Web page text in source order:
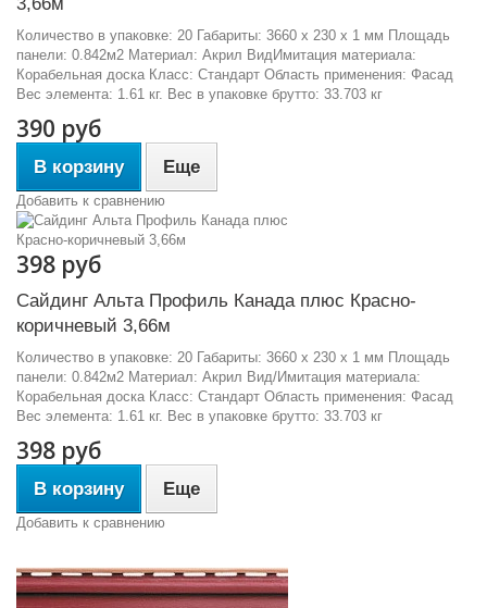
Количество в упаковке: 20 Габариты: 3660 x 230 x 1 мм Площадь
панели: 0.842м2 Материал: Акрил ВидИмитация материала:
Корабельная доска Класс: Стандарт Область применения: Фасад
Вес элемента: 1.61 кг. Вес в упаковке брутто: 33.703 кг
390 руб
В корзину Еще
Добавить к сравнению
398 руб
Сайдинг Альта Профиль Канада плюс Красно-
коричневый 3,66м
Количество в упаковке: 20 Габариты: 3660 x 230 x 1 мм Площадь
панели: 0.842м2 Материал: Акрил Вид/Имитация материала:
Корабельная доска Класс: Стандарт Область применения: Фасад
Вес элемента: 1.61 кг. Вес в упаковке брутто: 33.703 кг
398 руб
В корзину Еще
Добавить к сравнению